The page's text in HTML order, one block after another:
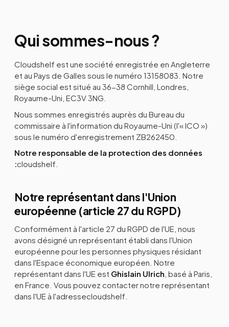
Qui sommes-nous ?
Cloudshelf est une société enregistrée en Angleterre
et au Pays de Galles sous le numéro 13158083. Notre
siège social est situé au 36-38 Cornhill, Londres,
Royaume-Uni, EC3V 3NG.
Nous sommes enregistrés auprès du Bureau du
commissaire à l'information du Royaume-Uni (l'« ICO »)
sous le numéro d'enregistrement ZB262450.
Notre responsable de la protection des données
:cloudshelf.
Notre représentant dans l'Union
européenne (article 27 du RGPD)
Conformément à l'article 27 du RGPD de l'UE, nous
avons désigné un représentant établi dans l'Union
européenne pour les personnes physiques résidant
dans l'Espace économique européen. Notre
représentant dans l'UE est Ghislain Ulrich , basé à Paris,
en France. Vous pouvez contacter notre représentant
dans l'UE à l'adressecloudshelf.